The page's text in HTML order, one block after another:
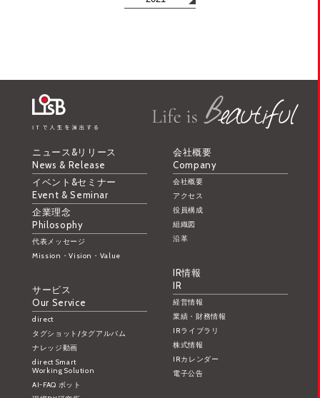
ニュース&リリース
News & Release
イベント&セミナー
Event & Seminar
企業理念
Philosophy
代表メッセージ
Mission・Vision・Value
サービス
Our Service
direct
タグショット/タグアルバム
ナレッジ動画
direct Smart
Working Solution
AI-FAQ ボット
会社概要
Company
会社概要
アクセス
役員構成
組織図
沿革
IR情報
IR
経営情報
業績・財務情報
IRライブラリ
株式情報
IRカレンダー
電子公告